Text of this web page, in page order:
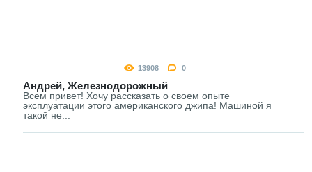
13908 0
Андрей, Железнодорожный
Всем привет! Хочу рассказать о своем опыте
эксплуатации этого американского джипа! Машиной я
такой не...